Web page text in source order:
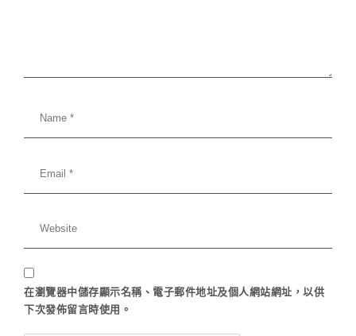
在瀏覽器中儲存顯示名稱、電子郵件地址及個人網站網址，以供
下次發佈留言時使用。